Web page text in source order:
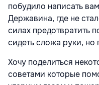
побудило написать
Державина, где не
силах предотвратить
сидеть сложа руки,
Хочу поделиться
советами которые